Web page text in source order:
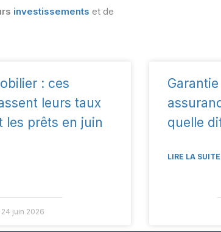
investissements et de
: ces
leurs taux
les prêts en juin
24 juin 2026
quelle
LIRE LA